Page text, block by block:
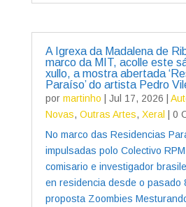
A Igrexa da Madalena de
marco da MIT, acolle este
xullo, a mostra abertada
Paraíso’ do artista Pedro
por martinho Jul 17, 2026
Novas, Outras Artes, Xeral
| 0
No marco das Residencias
impulsadas polo Colectivo
comisario e investigador
en residencia desde o pasado
proposta Zoombies